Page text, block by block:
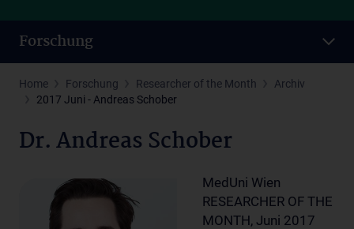
Forschung
Home Forschung Researcher of the Month
Archiv
2017 Juni - Andreas Schober
Dr. Andreas Schober
MedUni Wien
RESEARCHER OF THE
MONTH, Juni 2017